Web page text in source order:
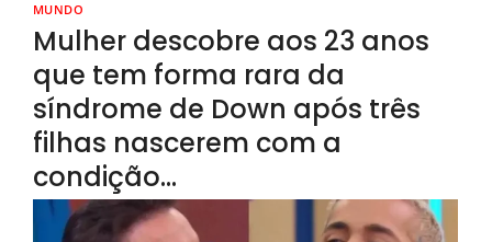
MUNDO
Mulher descobre aos 23 anos
que tem forma rara da
síndrome de Down após três
filhas nascerem com a
condição…